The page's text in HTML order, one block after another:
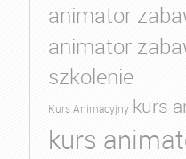
animator
animator
szkolenie
Kurs Animacyjny kurs
kurs